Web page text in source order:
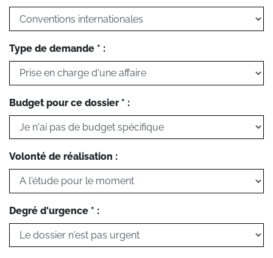
Type de demande * :
Budget pour ce dossier * :
Volonté de réalisation :
Degré d'urgence * :